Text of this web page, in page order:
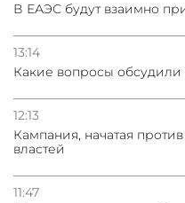
В ЕАЭС будут взаимно
13:14
Какие вопросы
12:13
Кампания, начатая
властей
11:47